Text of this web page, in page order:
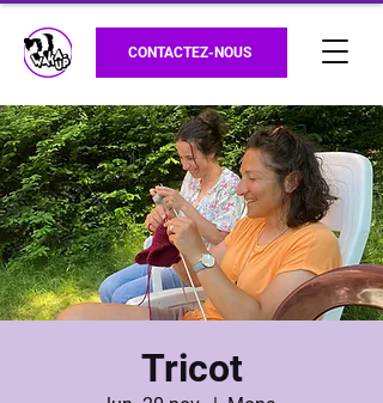
CONTACTEZ-NOUS
Tricot